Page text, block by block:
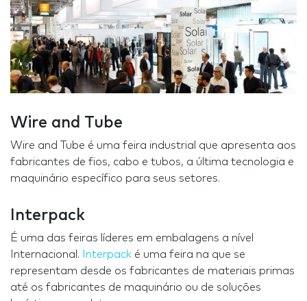
Wire and Tube
Wire and Tube é uma feira industrial que apresenta aos
fabricantes de fios, cabo e tubos, a última tecnologia e
maquinário específico para seus setores.
Interpack
É uma das feiras líderes em embalagens a nível
Internacional.
Interpack é uma feira na que se
representam desde os fabricantes de materiais primas
até os fabricantes de maquinário ou de soluções